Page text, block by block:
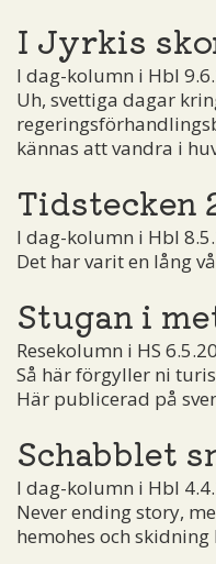
I Jyrkis
I dag-kolumn i Hbl
Uh, svettiga dagar
kännas att vandra i
Tidstecken
I dag-kolumn i Hbl
Det har varit en lång
Stugan i
Resekolumn i HS
Så här förgyller ni
Här publicerad på
Schabblet
I dag-kolumn i Hbl
Never ending story,
hemohes och